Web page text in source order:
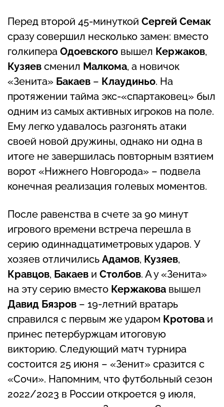
Перед второй 45-минуткой Сергей Семак
сразу совершил несколько замен: вместо
голкипера Одоевского вышел Кержаков,
Кузяев сменил Малкома, а новичок
«Зенита» Бакаев – Клаудиньо. На
протяжении тайма экс-«спартаковец» был
одним из самых активных игроков на поле.
Ему легко удавалось разгонять атаки
своей новой дружины, однако ни одна в
итоге не завершилась повторным взятием
ворот «Нижнего Новгорода» – подвела
конечная реализация голевых моментов.
После равенства в счете за 90 минут
игрового времени встреча перешла в
серию одиннадцатиметровых ударов. У
хозяев отличились Адамов, Кузяев,
Кравцов, Бакаев и Столбов. А у «Зенита»
на эту серию вместо Кержакова вышел
Давид Бязров – 19-летний вратарь
справился с первым же ударом Кротова и
принес петербуржцам итоговую
викторию. Следующий матч турнира
состоится 25 июня – «Зенит» сразится с
«Сочи». Напомним, что футбольный сезон
2022/2023 в России откроется 9 июля,